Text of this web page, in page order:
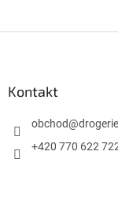
Kontakt
obchod@
+420 770 622